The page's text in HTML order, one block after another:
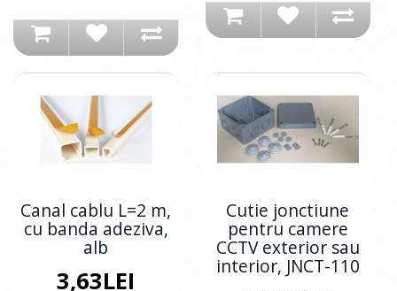
Canal cablu L=2 m,
cu banda adeziva,
alb
3,63LEI
Cutie jonctiune
pentru camere
CCTV exterior sau
interior, JNCT-110